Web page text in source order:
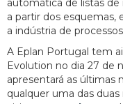
automática de listas
a partir dos esquemas,
a indústria de
A Eplan Portugal tem
Evolution no dia 27 de
apresentará as últimas
qualquer uma das